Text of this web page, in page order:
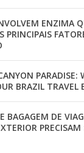
ENZIMA
PRINCIPAIS
PARADISE:
BRAZIL TRAVEL
BAGAGEM DE
PRECISAM